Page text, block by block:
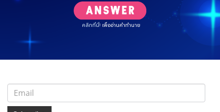
คลิกที่นี่! เพื่ออ่านคำทำนาย